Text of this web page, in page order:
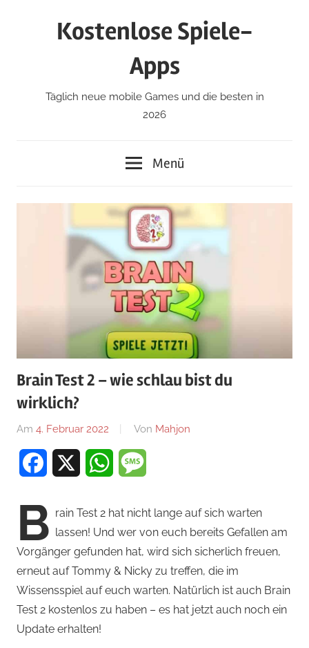
Kostenlose Spiele-
Apps
Täglich neue mobile Games und die besten in
2026
Menü
Brain Test 2 – wie schlau bist du
wirklich?
Am 4. Februar 2022 Von Mahjon
Facebook WhatsApp
B rain Test 2 hat nicht lange auf sich warten
lassen! Und wer von euch bereits Gefallen am
Vorgänger gefunden hat, wird sich sicherlich freuen,
erneut auf Tommy & Nicky zu treffen, die im
Wissensspiel auf euch warten. Natürlich ist auch Brain
Test 2 kostenlos zu haben – es hat jetzt auch noch ein
Update erhalten!